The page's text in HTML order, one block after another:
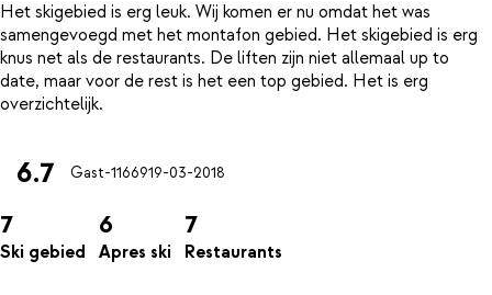
Het skigebied is erg leuk. Wij komen er nu omdat het was
samengevoegd met het montafon gebied. Het skigebied is erg
knus net als de restaurants. De liften zijn niet allemaal up to
date, maar voor de rest is het een top gebied. Het is erg
6.7 Gast-1166919-03-2018
7
Ski gebied
6
Apres ski
7
Restaurants